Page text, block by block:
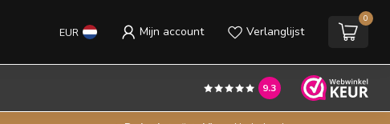
EUR Mijn account Verlanglijst
0
9.3